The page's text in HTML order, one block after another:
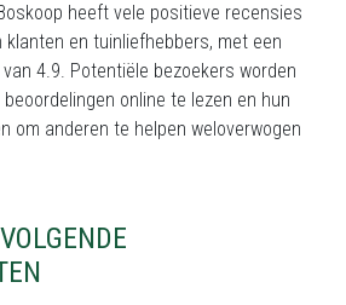
heeft vele positieve recensies
en tuinliefhebbers, met een
4.9. Potentiële bezoekers worden
online te lezen en hun
om anderen te helpen weloverwogen